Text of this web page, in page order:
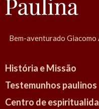
Bem-aventurado
História e Missão
Testemunhos paulinos
Centro de